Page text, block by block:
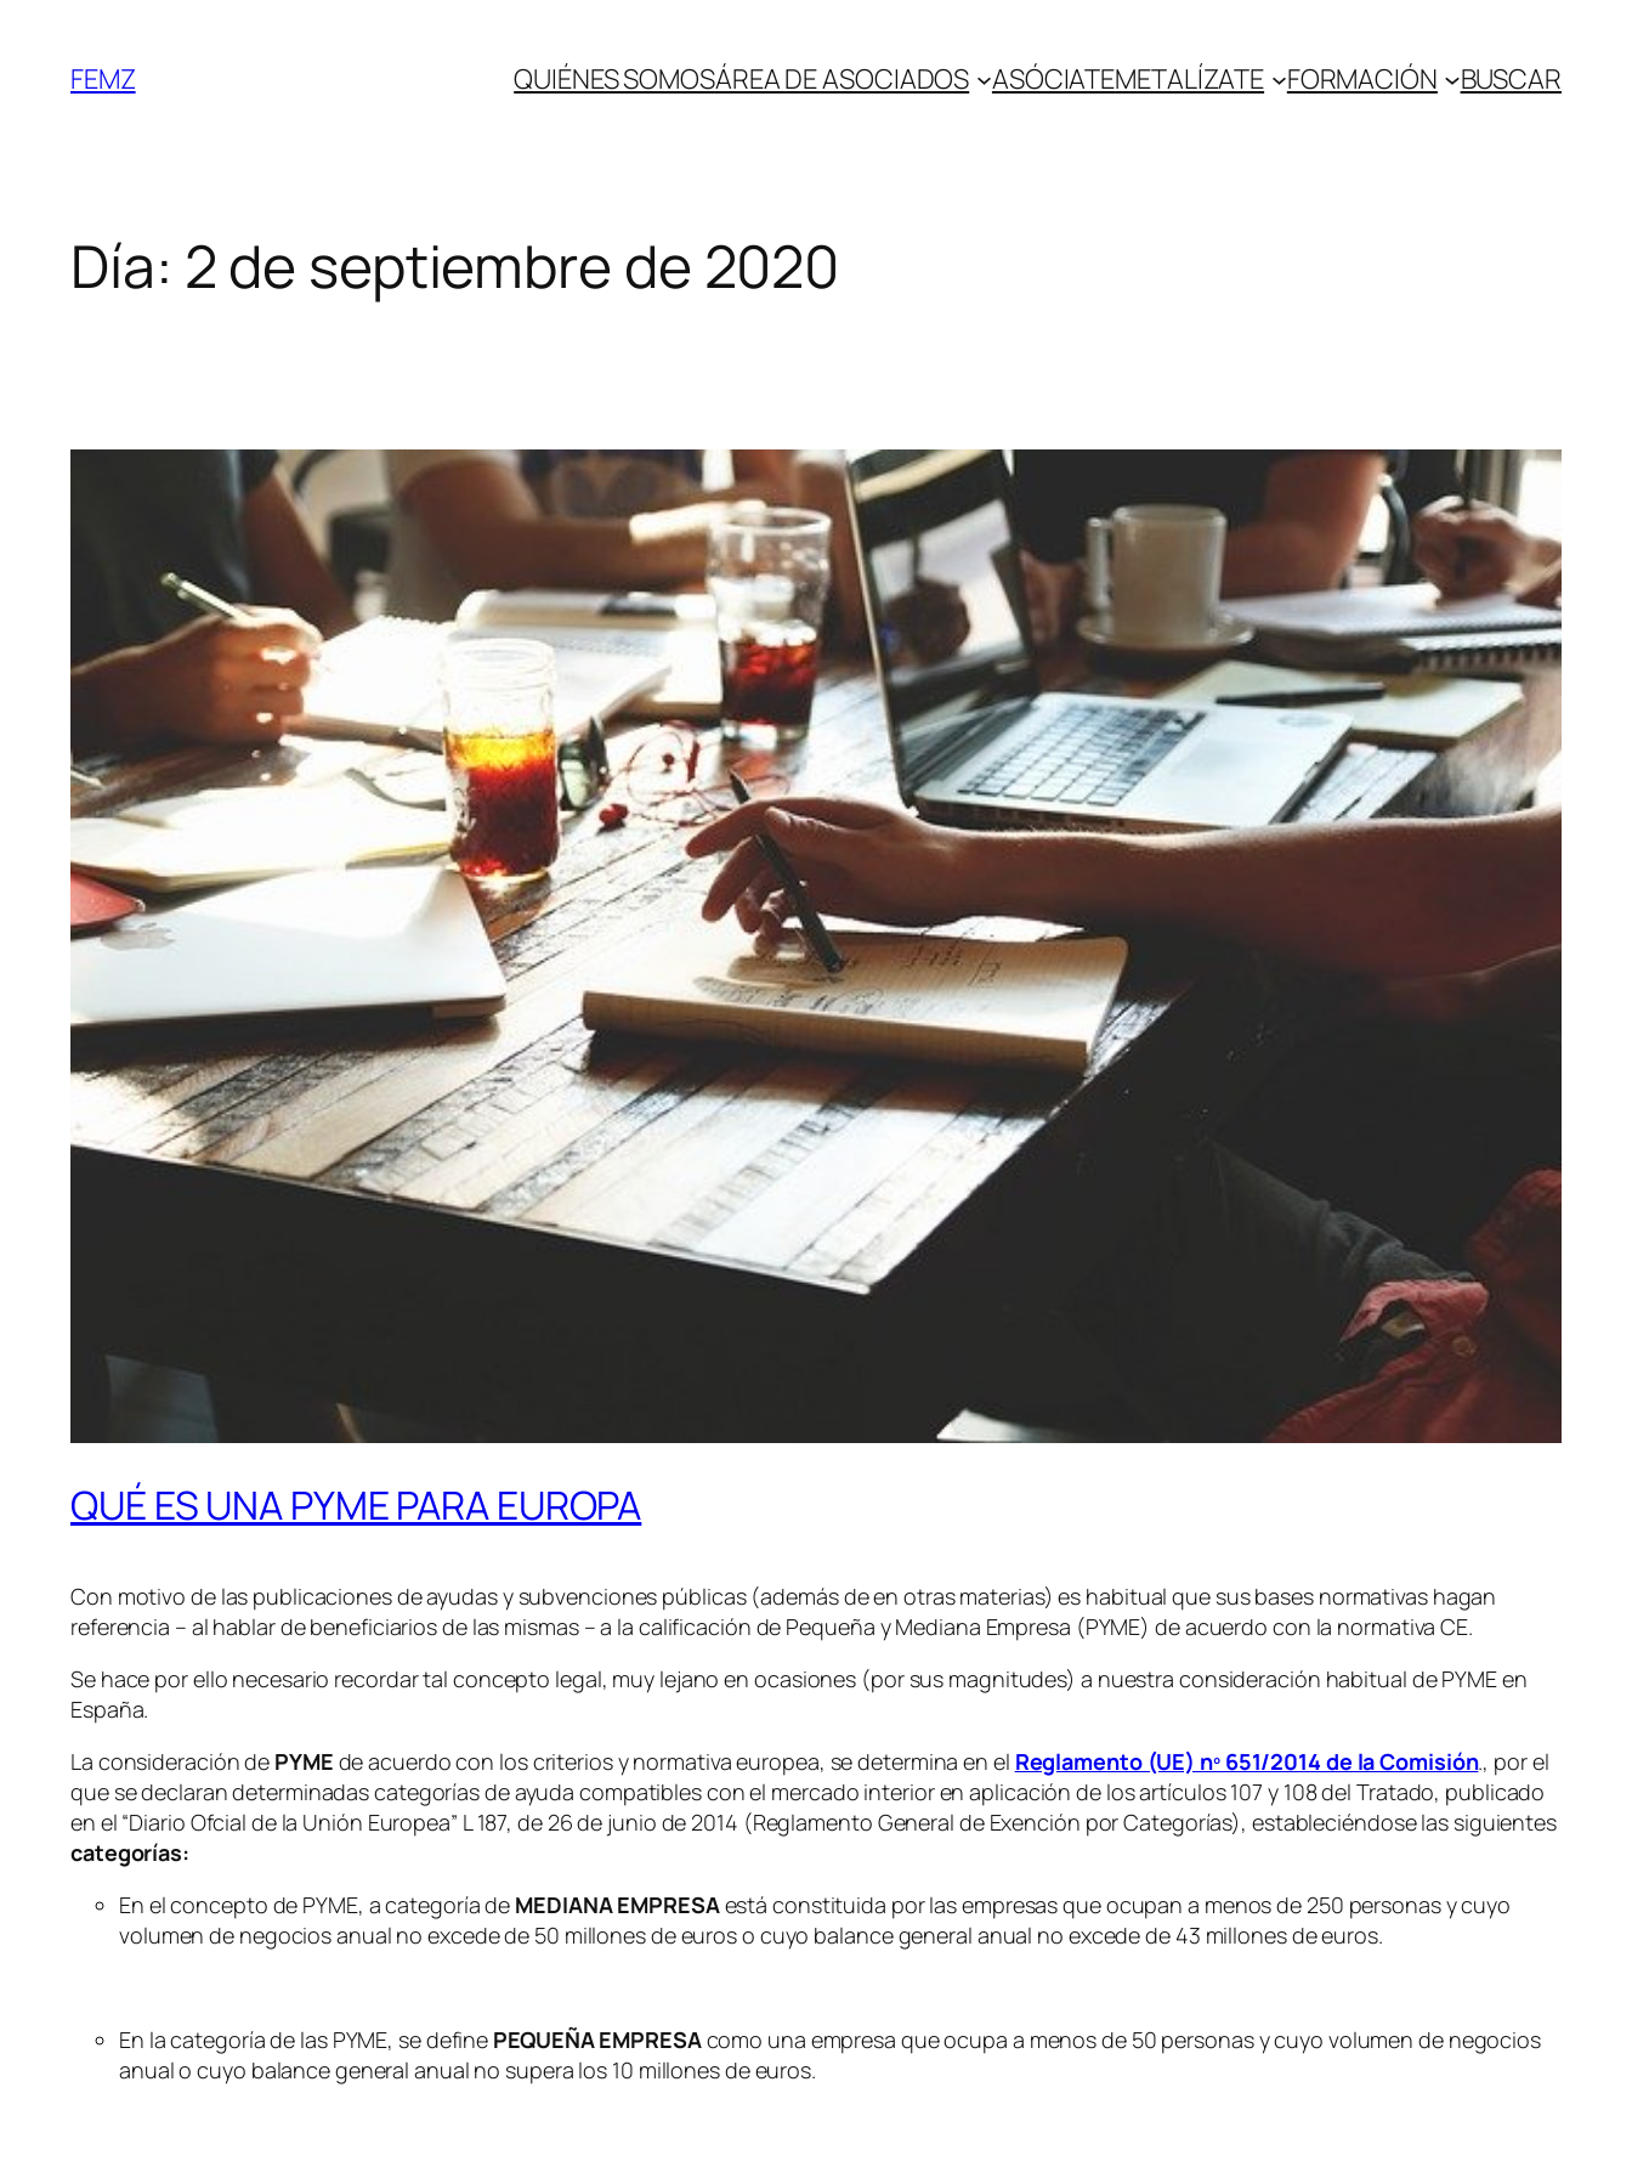
FEMZ QUIÉNES SOMOSÁREA DE ASOCIADOS ASÓCIATEMETALÍZATE FORMACIÓN BUSCAR
Día: 2 de septiembre de 2020
QUÉ ES UNA PYME PARA EUROPA
Con motivo de las publicaciones de ayudas y subvenciones públicas (además de en otras materias) es habitual que sus bases normativas hagan
referencia – al hablar de beneficiarios de las mismas – a la calificación de Pequeña y Mediana Empresa (PYME) de acuerdo con la normativa CE.
Se hace por ello necesario recordar tal concepto legal, muy lejano en ocasiones (por sus magnitudes) a nuestra consideración habitual de PYME en
España.
La consideración de PYME de acuerdo con los criterios y normativa europea, se determina en el Reglamento (UE) nº 651/2014 de la Comisión., por el
que se declaran determinadas categorías de ayuda compatibles con el mercado interior en aplicación de los artículos 107 y 108 del Tratado, publicado
en el “Diario Ofcial de la Unión Europea” L 187, de 26 de junio de 2014 (Reglamento General de Exención por Categorías), estableciéndose las siguientes
categorías:
En el concepto de PYME, a categoría de MEDIANA EMPRESAestá constituida por las empresas que ocupan a menos de 250 personas y cuyo
volumen de negocios anual no excede de 50 millones de euros o cuyo balance general anual no excede de 43 millones de euros.
En la categoría de las PYME, se define PEQUEÑA EMPRESAcomo una empresa que ocupa a menos de 50 personas y cuyo volumen de negocios
anual o cuyo balance general anual no supera los 10 millones de euros.